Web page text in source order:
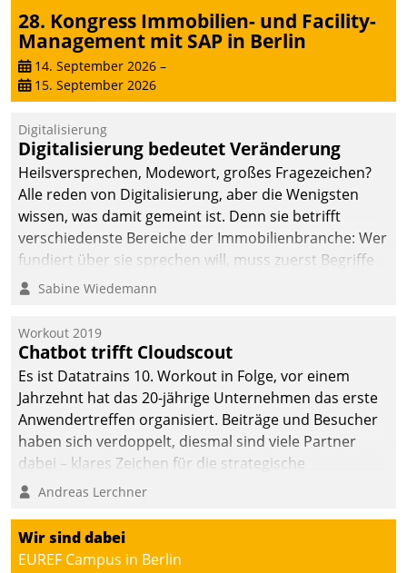
28. Kongress Immobilien- und Facility-
Management mit SAP in Berlin
14. September 2026 –
15. September 2026
Digitalisierung
Digitalisierung bedeutet Veränderung
Heilsversprechen, Modewort, großes Fragezeichen?
Alle reden von Digitalisierung, aber die Wenigsten
wissen, was damit gemeint ist. Denn sie betrifft
verschiedenste Bereiche der Immobilienbranche: Wer
fundiert über sie sprechen will, muss zuerst Begriffe
klären. Ein Aspekt ist die betriebliche Optimierung:
Einsparungen durch optimierte und automatisierte
Prozesse. Doch man darf nicht zu viel erwarten: Allein
mit der Einführung einer neuen Software ist es nicht
getan. Die Digitalisierung erfordert von Unternehmen
die Bereitschaft, sich zu überprüfen, zu hinterfragen
und zu verändern.
Sabine Wiedemann
Workout 2019
Chatbot trifft Cloudscout
Es ist Datatrains 10. Workout in Folge, vor einem
Jahrzehnt hat das 20-jährige Unternehmen das erste
Anwendertreffen organisiert. Beiträge und Besucher
haben sich verdoppelt, diesmal sind viele Partner
dabei – klares Zeichen für die strategische
Fokussierung auf den Kunden.
Andreas Lerchner
Wir sind dabei
EUREF Campus in Berlin